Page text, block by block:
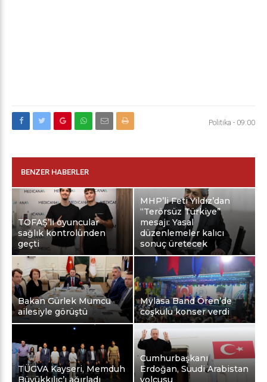
Politika - 09:00
BENZER HABERLER
TOFAŞ’lı oyuncular
sağlık kontrolünden
geçti
MHP’li Feti Yıldız’dan
“Terörsüz Türkiye”
mesajı: Yasal
düzenlemeler kalıcı
sonuç üretecek
Bakan Gürlek Mumcu
ailesiyle görüştü
Mylasa Band Ören’de
coşkulu konser verdi
TÜGVA Kayseri, Memduh
Büyükkılıç’ı ağırladı
Cumhurbaşkanı
Erdoğan, Suudi Arabistan
yolcusu